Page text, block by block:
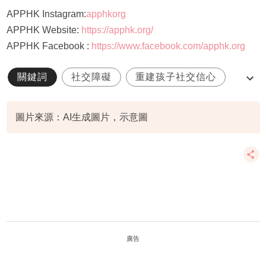
APPHK Instagram:apphkorg
APPHK Website: https://apphk.org/
APPHK Facebook : https://www.facebook.com/apphk.org
關鍵詞 社交障礙 重建孩子社交信心
圖片來源：AI生成圖片，示意圖
廣告